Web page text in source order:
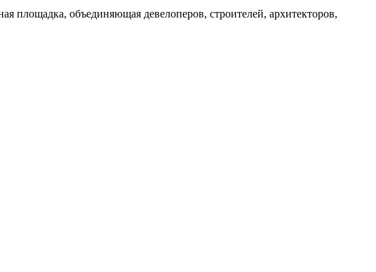
площадка, объединяющая девелоперов, строителей, архитекторов,